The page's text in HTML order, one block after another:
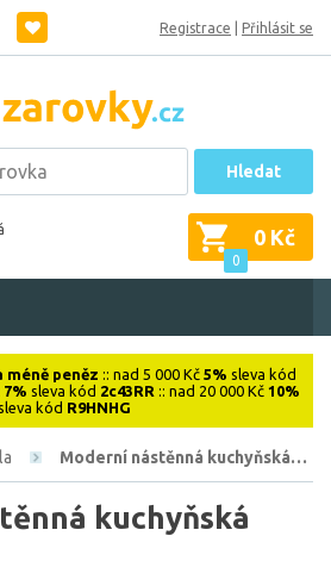
Registrace Přihlásit se
Hledat
0
0 Kč
peněz :: nad 5 000 Kč 5% sleva kód
7% sleva kód 2c43RR :: nad 20 000 Kč 10%
kód R9HNHG
Moderní nástěnná kuchyňská…
kuchyňská